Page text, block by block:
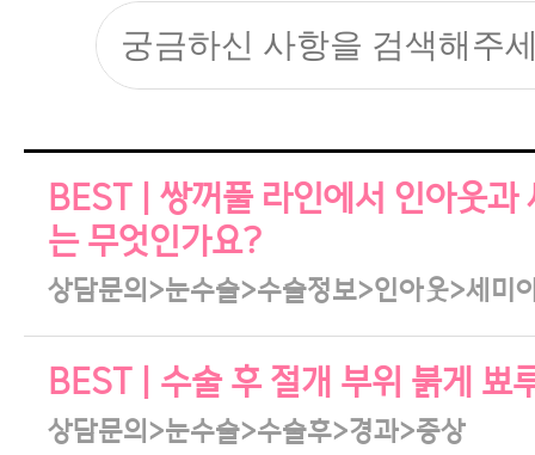
BEST | 쌍꺼풀 라인에서 인아웃과
는 무엇인가요?
상담문의>눈수술>수술정보>인아웃>세미
BEST | 수술 후 절개 부위 붉게 뾰
상담문의>눈수술>수술후>경과>증상